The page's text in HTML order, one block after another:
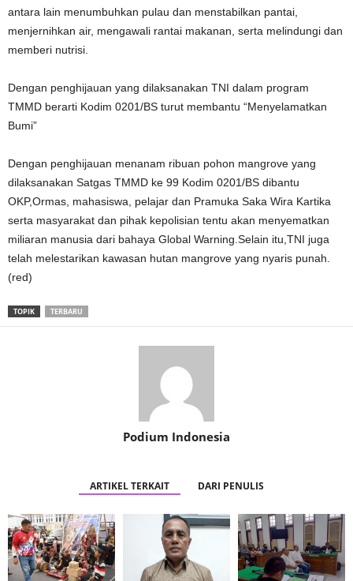
antara lain menumbuhkan pulau dan menstabilkan pantai,
menjernihkan air, mengawali rantai makanan, serta melindungi dan
memberi nutrisi.
Dengan penghijauan yang dilaksanakan TNI dalam program
TMMD berarti Kodim 0201/BS turut membantu “Menyelamatkan
Bumi”
Dengan penghijauan menanam ribuan pohon mangrove yang
dilaksanakan Satgas TMMD ke 99 Kodim 0201/BS dibantu
OKP,Ormas, mahasiswa, pelajar dan Pramuka Saka Wira Kartika
serta masyarakat dan pihak kepolisian tentu akan menyematkan
miliaran manusia dari bahaya Global Warning.Selain itu,TNI juga
telah melestarikan kawasan hutan mangrove yang nyaris punah.
(red)
TOPIK TERBARU
Podium Indonesia
ARTIKEL TERKAIT DARI PENULIS